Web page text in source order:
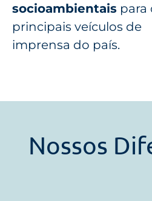
socioambientais para
principais veículos de
imprensa do país.
Nossos